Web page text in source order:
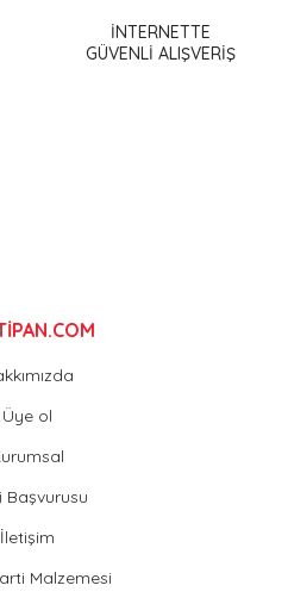
bilgiler bulunuyor.İNTERNETTE
GÜVENLİ ALIŞVERİŞ
Üye ol
Başvurusu
İletişim
Malzemesi